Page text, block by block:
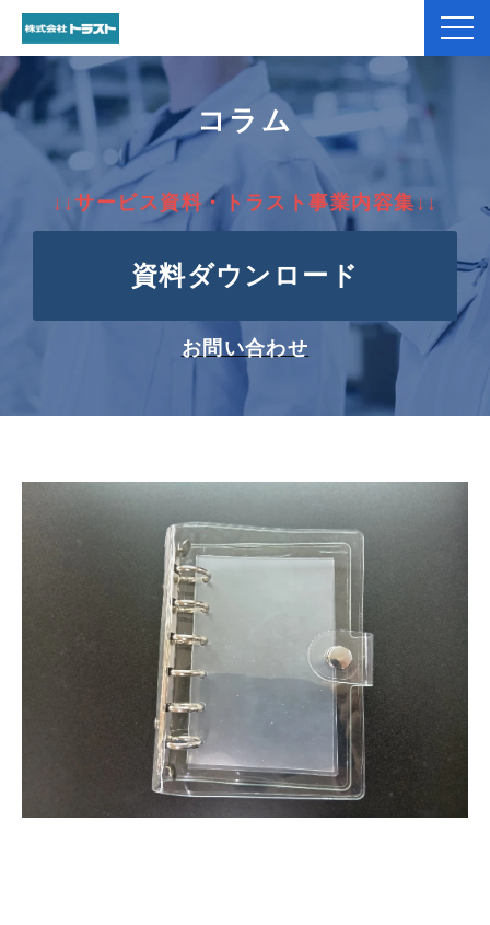
製品紹介
加工事例
コラム
↓↓サービス資料・トラスト事業内容集↓↓
資料ダウンロード
お問い合わせ